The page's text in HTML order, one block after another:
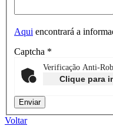
Aqui encontrará a
Captcha *
Verificação Anti-
Clique para
Voltar